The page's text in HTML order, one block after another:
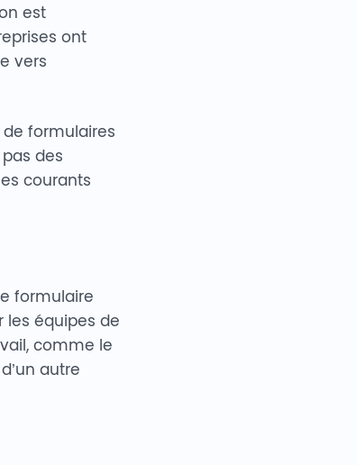
est
ont
vers
formulaires
des
courants
formulaire
les équipes de
comme le
autre